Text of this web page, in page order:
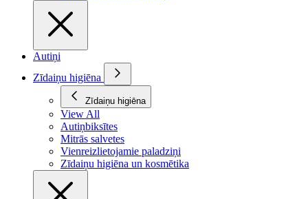
Autiņi
Zīdaiņu higiēna
Zīdaiņu higiēna
View All
Autiņbiksītes
Mitrās salvetes
Vienreizlietojamie paladziņi
Zīdaiņu higiēna un kosmētika